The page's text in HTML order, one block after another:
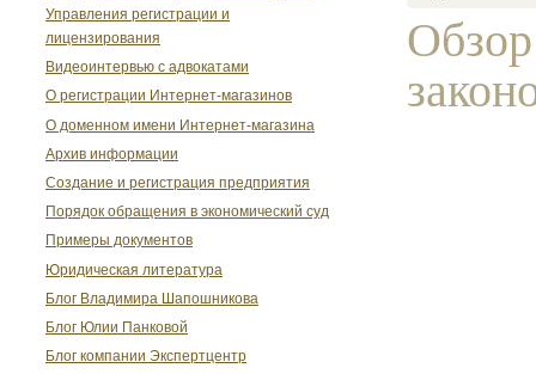
Управления регистрации и
лицензирования
Видеоинтервью с адвокатами
О регистрации Интернет-магазинов
О доменном имени Интернет-магазина
Архив информации
Создание и регистрация предприятия
Порядок обращения в экономический суд
Примеры документов
Юридическая литература
Блог Владимира Шапошникова
Блог Юлии Панковой
Блог компании Экспертцентр